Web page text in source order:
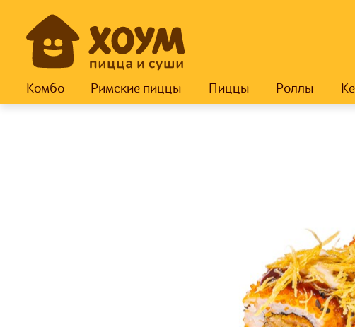
Комбо Римские пиццы Пиццы Роллы